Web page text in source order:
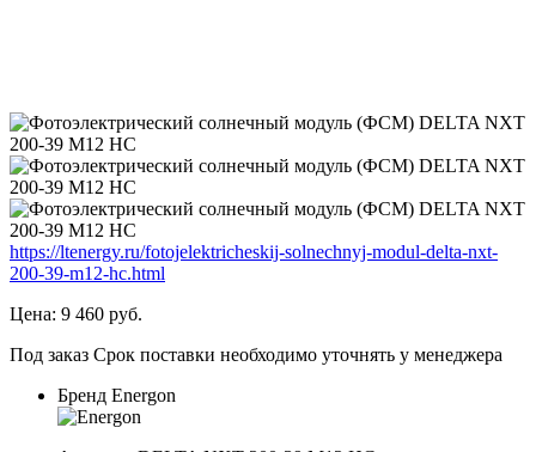
https://ltenergy.ru/fotojelektricheskij-solnechnyj-modul-delta-nxt-
200-39-m12-hc.html
Цена: 9 460 руб.
Под заказ Срок поставки необходимо уточнять у менеджера
Бренд Energon